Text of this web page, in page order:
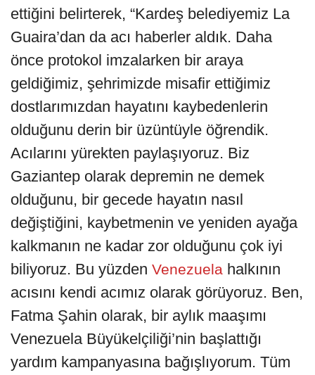
ettiğini belirterek, “Kardeş belediyemiz La
Guaira’dan da acı haberler aldık. Daha
önce protokol imzalarken bir araya
geldiğimiz, şehrimizde misafir ettiğimiz
dostlarımızdan hayatını kaybedenlerin
olduğunu derin bir üzüntüyle öğrendik.
Acılarını yürekten paylaşıyoruz. Biz
Gaziantep olarak depremin ne demek
olduğunu, bir gecede hayatın nasıl
değiştiğini, kaybetmenin ve yeniden ayağa
kalkmanın ne kadar zor olduğunu çok iyi
biliyoruz. Bu yüzden Venezuela halkının
acısını kendi acımız olarak görüyoruz. Ben,
Fatma Şahin olarak, bir aylık maaşımı
Venezuela Büyükelçiliği’nin başlattığı
yardım kampanyasına bağışlıyorum. Tüm